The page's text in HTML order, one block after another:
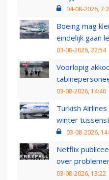
04-08-2026,
Boeing mag
eindelijk gaan
03-08-2026, 22:54
Voorlopig
03-08-2026, 14:40
Turkish
winter
03-08-2026,
Netflix
over
03-08-2026, 13:22